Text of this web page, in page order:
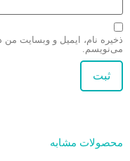
ذخیره نام، ایمیل و وبسایت من
می‌نویسم.
محصولات مشابه